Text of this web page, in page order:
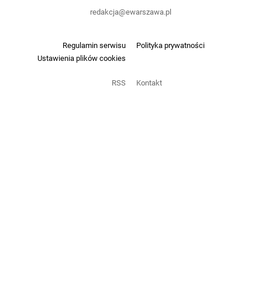
Regulamin serwisu
Polityka prywatności
Ustawienia plików cookies
RSS Kontakt
redakcja@ewarszawa.pl